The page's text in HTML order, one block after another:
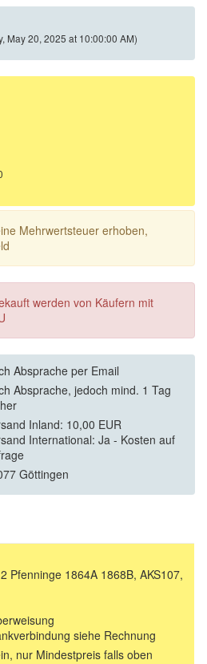
May 20, 2025 at 10:00:00 AM)
Mehrwertsteuer erhoben,
werden von Käufern mit
Absprache per Email
Absprache, jedoch mind. 1 Tag
Inland: 10,00 EUR
International: Ja - Kosten auf
Göttingen
Pfenninge 1864A 1868B, AKS107,
siehe Rechnung
nur Mindestpreis falls oben